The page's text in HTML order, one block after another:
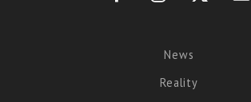
News
Reality